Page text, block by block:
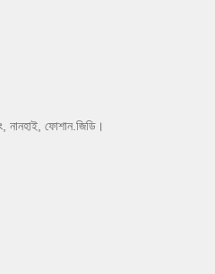
নানহাই, ফোশান.জিডি।